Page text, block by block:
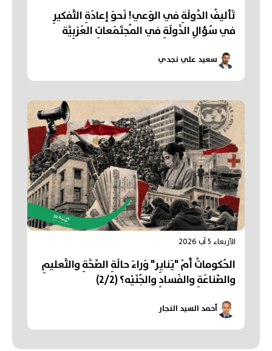
تَأليفُ الدَّولَةِ في الوَعي! نَحوَ إعادَةِ التَّفكيرِ
في سُؤالِ الدَّولَةِ في المُجتَمَعاتِ العَرَبِيَّة
سعيد علي نجدي
الأربعاء 5 آب 2026
الحُكوماتُ أَمْ "يَنايِر" وَراءَ حالَةِ الصِّحَّةِ والتَّعليمِ
والصِّناعَةِ والفَسادِ والجُنَيْه؟ (2/2)
أحمد السيد النجار